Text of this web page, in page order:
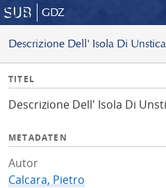
GDZ
Descrizione Dell' Isola Di Unstica
I
f
TITEL
Descrizione Dell' Isola Di
METADATEN
Autor
Calcara, Pietro